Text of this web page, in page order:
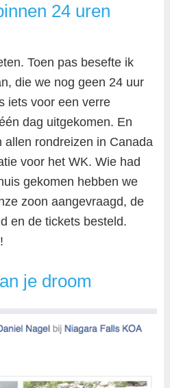
24 uren
Toen pas besefte ik
die we nog geen 24 uur
iets voor een verre
dag uitgekomen. En
allen rondreizen in Canada
voor het WK. Wie had
gekomen hebben we
zoon aangevraagd, de
en de tickets besteld.
je droom